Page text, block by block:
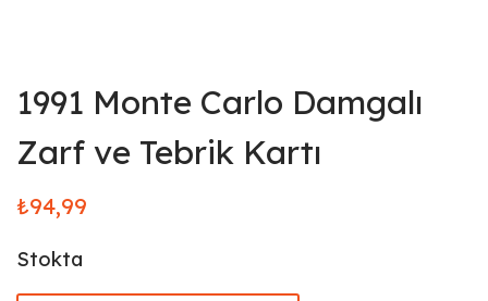
1991 Monte Carlo Damgalı
Zarf ve Tebrik Kartı
₺94,99
Stokta